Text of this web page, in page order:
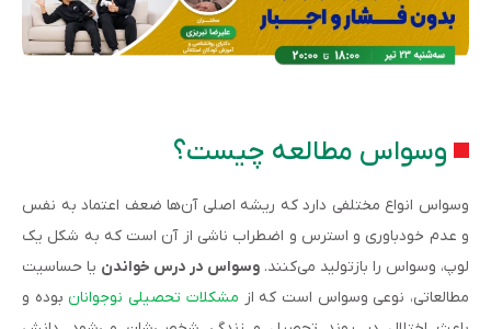
وسواس مطالعه چیست؟
وسواس انواع مختلفی دارد که ریشه اصلی آن‌ها ضعف اعتماد به نفس
و عدم خودباوری و استرس و اضطراب ناشی از آن است که به شکل یک
لوپ، وسواس را بازتولید می‌کنند. وسواس در درس خواندن یا حساسیت
مطالعاتی، نوعی وسواس است که از مشکلات تحصیلی نوجوانان بوده و